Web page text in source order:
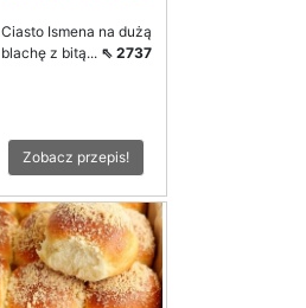
Ciasto Ismena na dużą
blachę z bitą... ⇖ 2737
Zobacz przepis!